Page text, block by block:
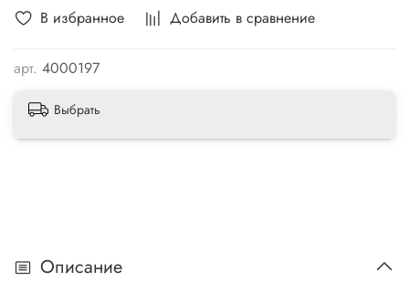
В избранное Добавить в сравнение
арт. 4000197
Выбрать
Описание